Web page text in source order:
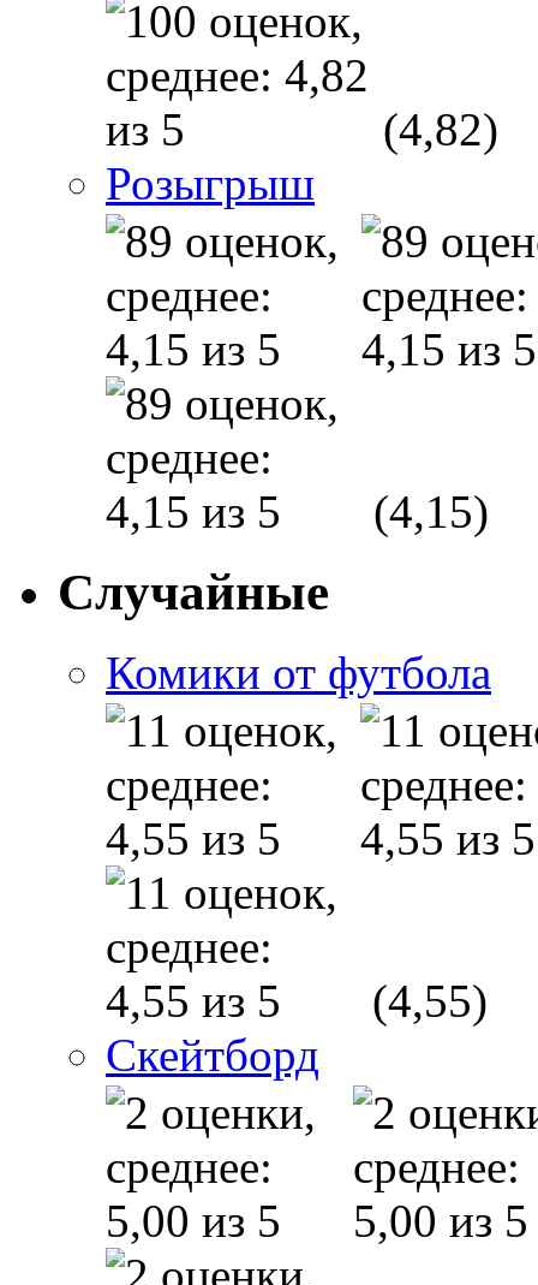
(4,82)
Розыгрыш
(4,15)
Случайные
Комики от футбола
(4,55)
Скейтборд